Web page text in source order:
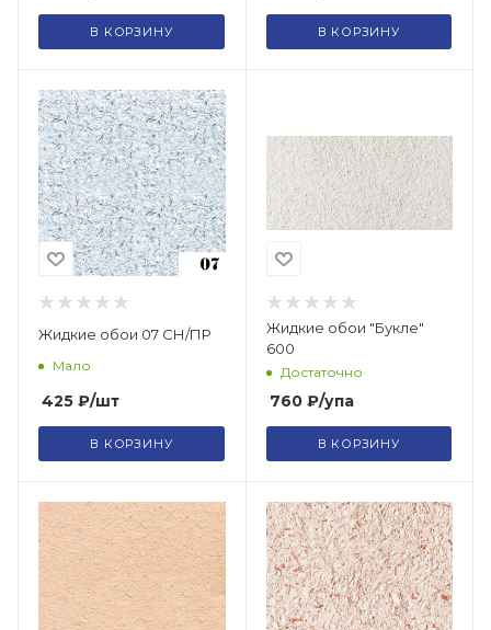
В КОРЗИНУ В КОРЗИНУ
Жидкие обои 07 СН/ПР
Мало
425 ₽/шт
В КОРЗИНУ
Жидкие обои "Букле"
600
Достаточно
760₽/упа
В КОРЗИНУ